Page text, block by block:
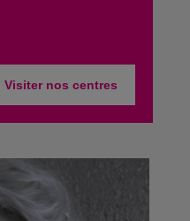
Visiter nos centres